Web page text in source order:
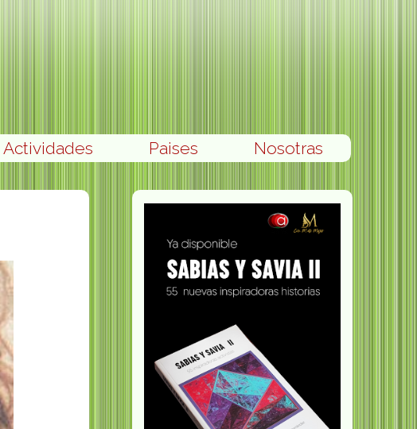
Nosotras
Paises
Actividades